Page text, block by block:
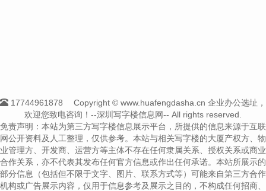
17744961878
Copyright © www.huafengdasha.cn 企业办公选址，
欢迎您致电咨询！--深圳写字楼信息网-- All rights reserved.
免责声明：本站为第三方写字楼信息展示平台，所提供的信息来源于互联
网公开资料及人工整理，仅供参考。本站与相关写字楼的大厦产权方、物
业管理方、开发商、运营方等主体不存在任何隶属关系、授权关系或商业
合作关系，亦不代表其发布任何官方信息或作出任何承诺。本站所展示的
部分信息（包括但不限于文字、图片、联系方式等）可能来自第三方合作
机构或广告展示内容，仅用于信息参考及展示之目的，不构成任何招商、